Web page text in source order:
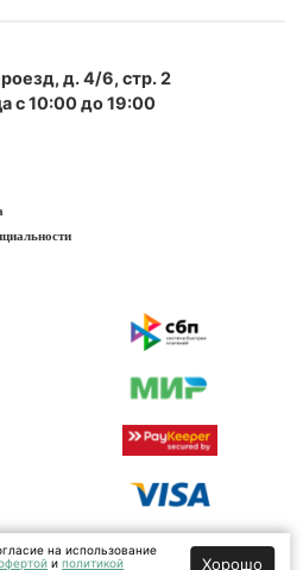
д. 4/6, стр. 2
с 10:00 до 19:00
на использование
иполитикой
Хорошо